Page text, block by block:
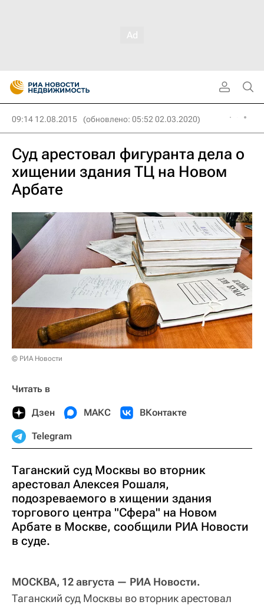
09:14 12.08.2015 (обновлено: 05:52 02.03.2020)
Суд арестовал фигуранта дела о
хищении здания ТЦ на Новом
Арбате
© РИА Новости
Читать в
Дзен МАКС ВКонтакте
Telegram
Таганский суд Москвы во вторник
арестовал Алексея Рошаля,
подозреваемого в хищении здания
торгового центра "Сфера" на Новом
Арбате в Москве, сообщили РИА Новости
в суде.
МОСКВА, 12 августа — РИА Новости.
Таганский суд Москвы во вторник арестовал